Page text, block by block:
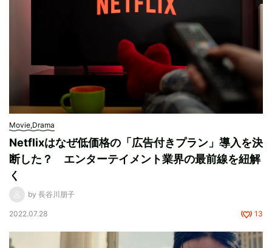
Movie,Drama
Netflixはなぜ低価格の「広告付きプラン」導入を決
断した？ エンターテイメント業界の最前線を紐解
く
by 長谷川朋子
2022.07.28 13